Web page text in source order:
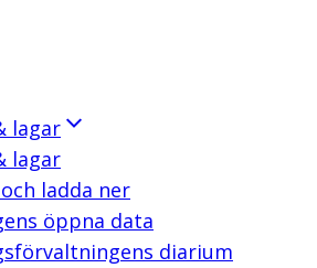
lagar
lagar
ladda ner
öppna data
diarium